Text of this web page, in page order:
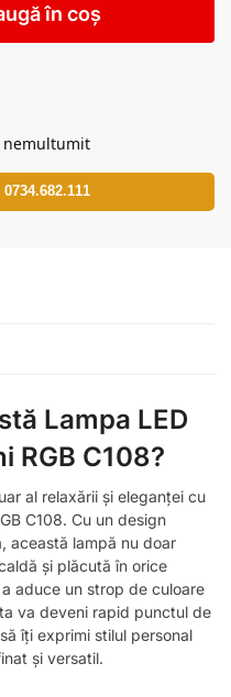
în coș
nemultumit
Lampa LED
RGB C108?
al relaxării și eleganței cu
C108. Cu un design
această lampă nu doar
și plăcută în orice
aduce un strop de culoare
va deveni rapid punctul de
îți exprimi stilul personal
și versatil.